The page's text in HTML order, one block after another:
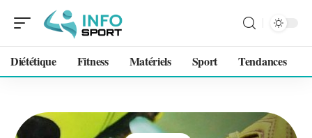
Diététique Fitness Matériels Sport Tendances